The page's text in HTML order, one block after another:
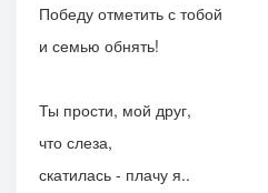
Победу отметить с тобой
и семью обнять!
Ты прости, мой друг,
что слеза,
скатилась - плачу я..